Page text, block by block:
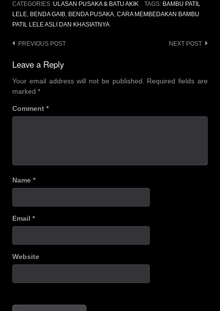
CATEGORIES: ULASAN PUSAKA & BATU AKIK TAGS: BAMBU PATIL
LELE, BENDA GAIB, BENDA PUSAKA, CARA MEMBEDAKAN BAMBU
PATIL LELE ASLI DAN KHASIATNYA
Post
navigation
PREVIOUS POST NEXT POST
Leave a Reply
Your email address will not be published.
Required fields are
marked *
Comment *
Name *
Email *
Website